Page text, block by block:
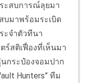
ะสบการณ์ลุยมา
บมาพร้อมระเบิด
ะจำตัวทีนา
สติเฟื่องที่เห็นมา
กระป๋องจอมปาก
Hunters” ทีม